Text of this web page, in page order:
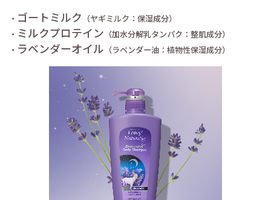
・ ゴートミルク （ヤギミルク：保湿成分）
・ ミルクプロテイン （加水分解乳タンパク：整肌成分）
・ ラベンダーオイル （ラベンダー油：植物性保湿成分）